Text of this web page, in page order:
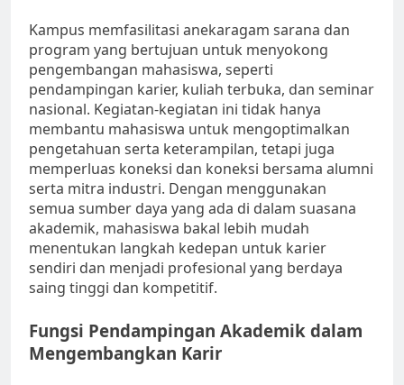
Kampus memfasilitasi anekaragam sarana dan
program yang bertujuan untuk menyokong
pengembangan mahasiswa, seperti
pendampingan karier, kuliah terbuka, dan seminar
nasional. Kegiatan-kegiatan ini tidak hanya
membantu mahasiswa untuk mengoptimalkan
pengetahuan serta keterampilan, tetapi juga
memperluas koneksi dan koneksi bersama alumni
serta mitra industri. Dengan menggunakan
semua sumber daya yang ada di dalam suasana
akademik, mahasiswa bakal lebih mudah
menentukan langkah kedepan untuk karier
sendiri dan menjadi profesional yang berdaya
saing tinggi dan kompetitif.
Fungsi Pendampingan Akademik dalam
Mengembangkan Karir